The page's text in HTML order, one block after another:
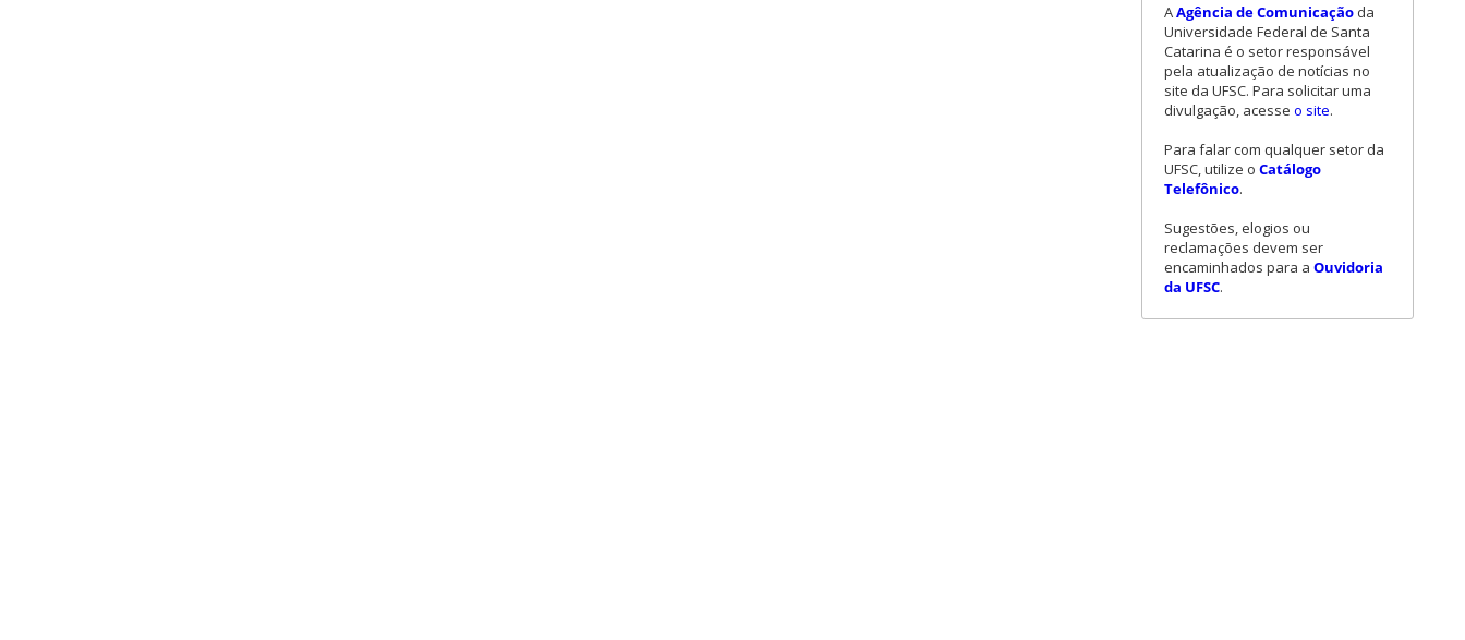
AAgência de Comunicação da
Universidade Federal de Santa
Catarina é o setor responsável
pela atualização de notícias no
site da UFSC. Para solicitar uma
divulgação, acesse o site.
Para falar com qualquer setor da
UFSC, utilize o Catálogo
Telefônico.
Sugestões, elogios ou
reclamações devem ser
encaminhados para a Ouvidoria
da UFSC.